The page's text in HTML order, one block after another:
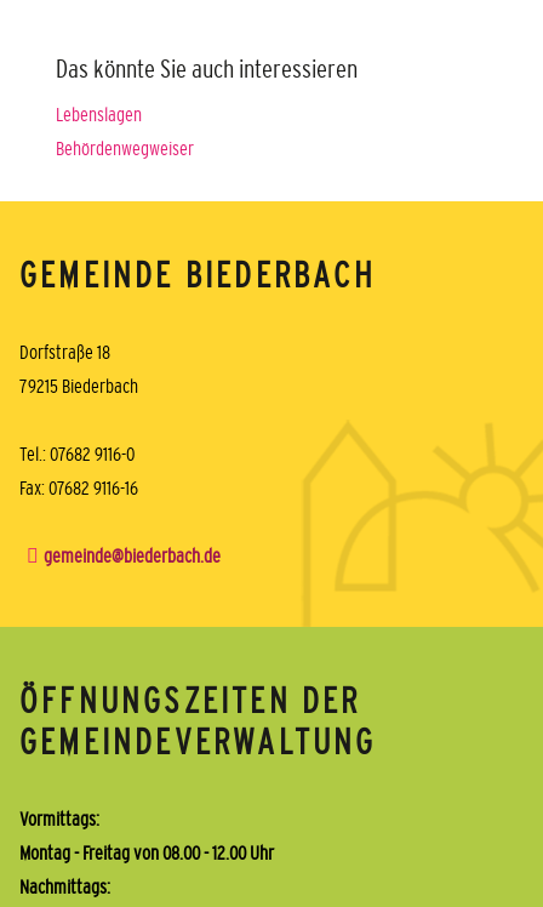
Das könnte Sie auch interessieren
Lebenslagen
Behördenwegweiser
GEMEINDE BIEDERBACH
Dorfstraße 18
79215 Biederbach
Tel.: 07682 9116-0
Fax: 07682 9116-16
gemeinde@biederbach.de
ÖFFNUNGSZEITEN DER
GEMEINDEVERWALTUNG
Vormittags:
Montag - Freitag von 08.00 - 12.00 Uhr
Nachmittags: